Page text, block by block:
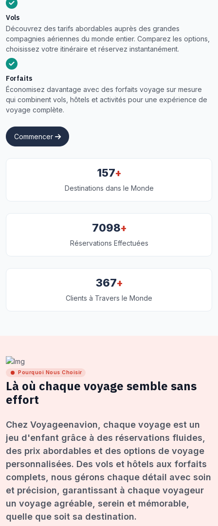
Vols
Découvrez des tarifs abordables auprès des grandes
compagnies aériennes du monde entier. Comparez les options,
choisissez votre itinéraire et réservez instantanément.
Forfaits
Économisez davantage avec des forfaits voyage sur mesure
qui combinent vols, hôtels et activités pour une expérience de
voyage complète.
Commencer
157+
Destinations dans le Monde
7098+
Réservations Effectuées
367+
Clients à Travers le Monde
Pourquoi Nous Choisir
Là où chaque voyage semble sans
effort
Chez Voyageenavion, chaque voyage est un
jeu d'enfant grâce à des réservations fluides,
des prix abordables et des options de voyage
personnalisées. Des vols et hôtels aux forfaits
complets, nous gérons chaque détail avec soin
et précision, garantissant à chaque voyageur
un voyage agréable, serein et mémorable,
quelle que soit sa destination.